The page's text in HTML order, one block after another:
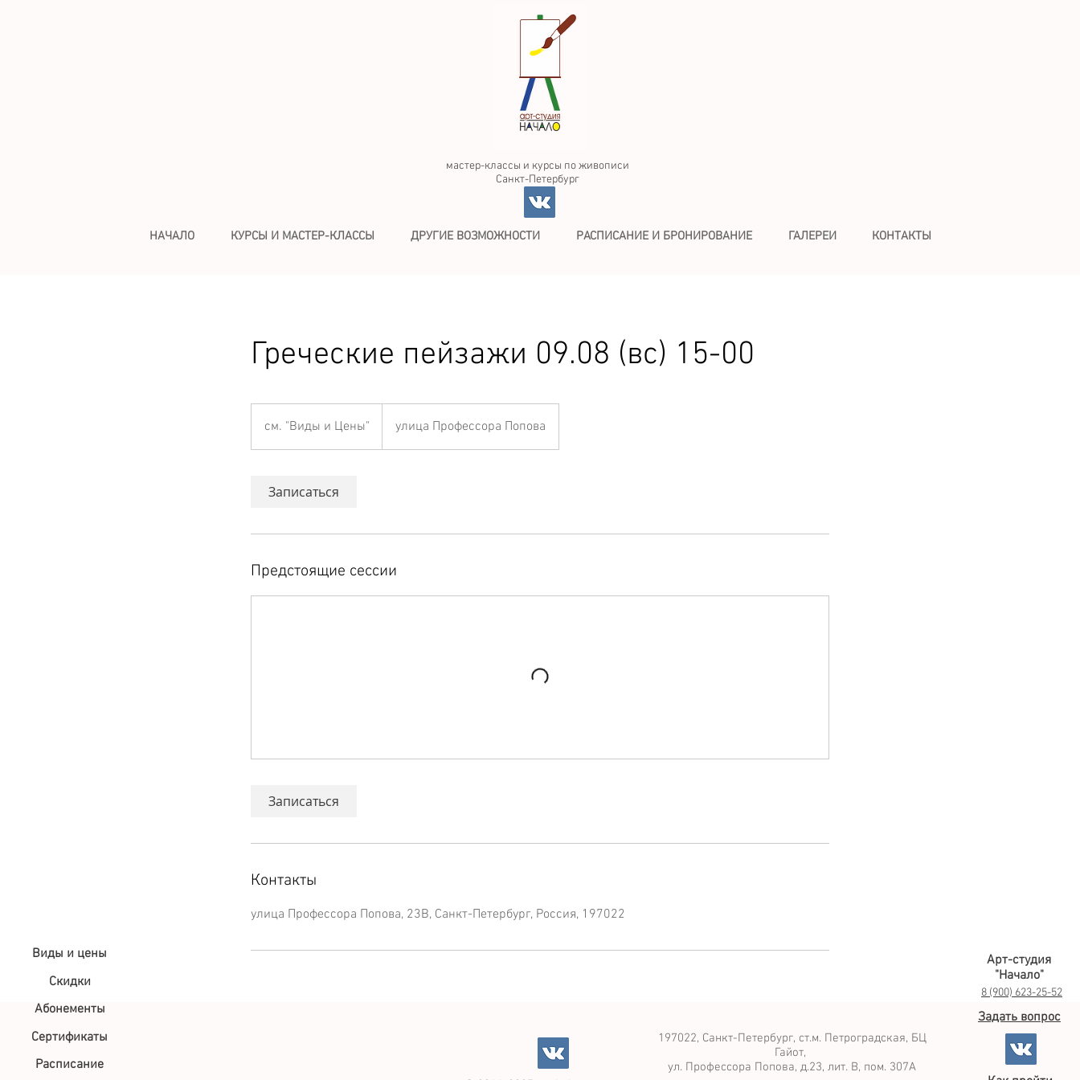
мастер-классы и курсы по живописи
Санкт-Петербург
НАЧАЛО КУРСЫ И МАСТЕР-КЛАССЫ ДРУГИЕ ВОЗМОЖНОСТИ РАСПИСАНИЕ И БРОНИРОВАНИЕ ГАЛЕРЕИ КОНТАКТЫ
Греческие пейзажи 09.08 (вс) 15-00
см. "Виды и Цены" улица Профессора Попова
Записаться
Предстоящие сессии
Записаться
Контакты
улица Профессора Попова, 23В, Санкт-Петербург, Россия, 197022
Виды и цены
Скидки
Абонементы
Сертификаты
Расписание
Арт-студия
"Начало"
8 (900) 623-25-52
Задать вопрос
197022, Санкт-Петербург, ст.м. Петроградская, БЦ
Гайот,
ул. Профессора Попова, д.23, лит. В, пом. 307А